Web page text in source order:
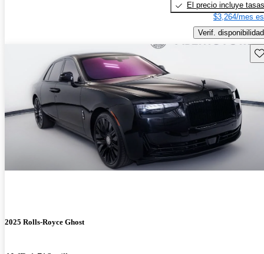
El precio incluye tasas
$3,264/mes
Verif. disponibilidad
2025 Rolls-Royce Ghost